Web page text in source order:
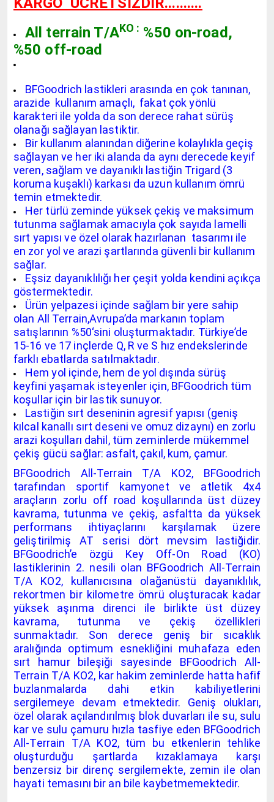
All terrain T/AKO : %50 on-road,
%50 off-road
BFGoodrich lastikleri arasında en çok tanınan,
arazide kullanım amaçlı, fakat çok yönlü
karakteri ile yolda da son derece rahat sürüş
olanağı sağlayan lastiktir.
Bir kullanım alanından diğerine kolaylıkla geçiş
sağlayan ve her iki alanda da aynı derecede keyif
veren, sağlam ve dayanıklı lastiğin Trigard (3
koruma kuşaklı) karkası da uzun kullanım ömrü
temin etmektedir.
Her türlü zeminde yüksek çekiş ve maksimum
tutunma sağlamak amacıyla çok sayıda lamelli
sırt yapısı ve özel olarak hazırlanan tasarımı ile
en zor yol ve arazi şartlarında güvenli bir kullanım
sağlar.
Eşsiz dayanıklılığı her çeşit yolda kendini açıkça
göstermektedir.
Ürün yelpazesi içinde sağlam bir yere sahip
olan All Terrain,Avrupa’da markanın toplam
satışlarının %50‘sini oluşturmaktadır. Türkiye’de
15-16 ve 17 inçlerde Q, R ve S hız endekslerinde
farklı ebatlarda satılmaktadır.
Hem yol içinde, hem de yol dışında sürüş
keyfini yaşamak isteyenler için, BFGoodrich tüm
koşullar için bir lastik sunuyor.
Lastiğin sırt deseninin agresif yapısı (geniş
kılcal kanallı sırt deseni ve omuz dizaynı) en zorlu
arazi koşulları dahil, tüm zeminlerde mükemmel
çekiş gücü sağlar: asfalt, çakıl, kum, çamur.
BFGoodrich All-Terrain T/A KO2, BFGoodrich
tarafından sportif kamyonet ve atletik 4x4
araçların zorlu off road koşullarında üst düzey
kavrama, tutunma ve çekiş, asfaltta da yüksek
performans ihtiyaçlarını karşılamak üzere
geliştirilmiş AT serisi dört mevsim lastiğidir.
BFGoodrich’e özgü Key Off-On Road (KO)
lastiklerinin 2. nesili olan BFGoodrich All-Terrain
T/A KO2, kullanıcısına olağanüstü dayanıklılık,
rekortmen bir kilometre ömrü oluşturacak kadar
yüksek aşınma direnci ile birlikte üst düzey
kavrama, tutunma ve çekiş özellikleri
sunmaktadır. Son derece geniş bir sıcaklık
aralığında optimum esnekliğini muhafaza eden
sırt hamur bileşiği sayesinde BFGoodrich All-
Terrain T/A KO2, kar hakim zeminlerde hatta hafif
buzlanmalarda dahi etkin kabiliyetlerini
sergilemeye devam etmektedir. Geniş olukları,
özel olarak açılandırılmış blok duvarları ile su, sulu
kar ve sulu çamuru hızla tasfiye eden BFGoodrich
All-Terrain T/A KO2, tüm bu etkenlerin tehlike
oluşturduğu şartlarda kızaklamaya karşı
benzersiz bir direnç sergilemekte, zemin ile olan
hayati temasını bir an bile kaybetmemektedir.